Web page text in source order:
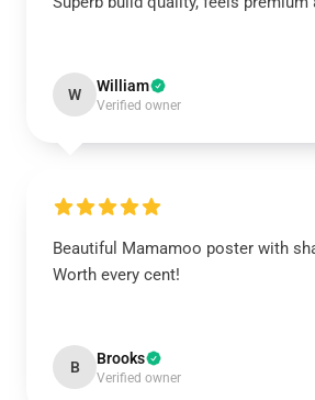
W William
Verified owner
Beautiful Mamamoo poster with
Worth every cent!
B Brooks
Verified owner